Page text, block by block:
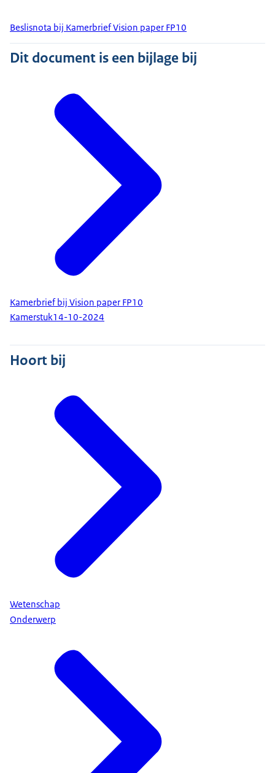
Beslisnota bij Kamerbrief Vision paper FP10
Dit document is een bijlage bij
Kamerbrief bij Vision paper FP10
Kamerstuk14-10-2024
Hoort bij
Wetenschap
Onderwerp